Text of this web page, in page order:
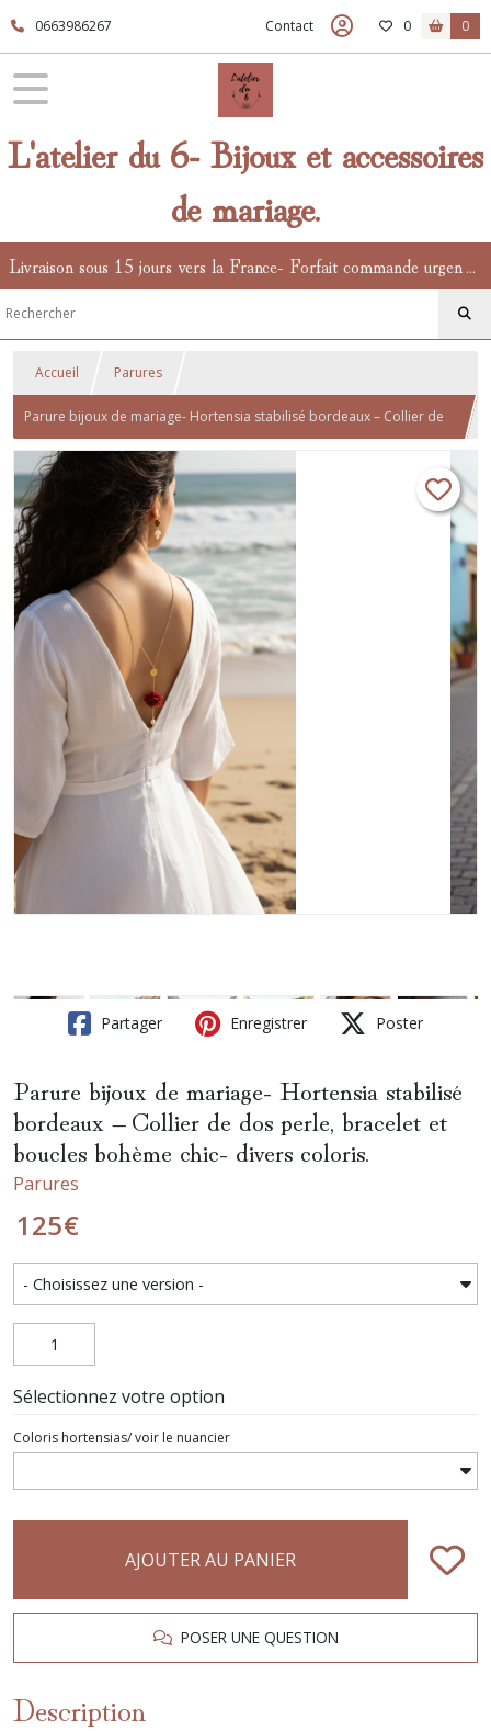
0663986267 Contact 0 0
L'atelier du 6- Bijoux et accessoires
de mariage.
Livraison sous 15 jours vers la France- Forfait commande urgente en supplément.
Accueil Parures
Parure bijoux de mariage- Hortensia stabilisé bordeaux – Collier de
dos perle, bracelet et boucles bohème chic- divers coloris.
Partager Enregistrer Poster
Parure bijoux de mariage- Hortensia stabilisé
bordeaux – Collier de dos perle, bracelet et
boucles bohème chic- divers coloris.
Parures
125€
Sélectionnez votre option
Coloris hortensias/ voir le nuancier
AJOUTER AU PANIER
POSER UNE QUESTION
Description